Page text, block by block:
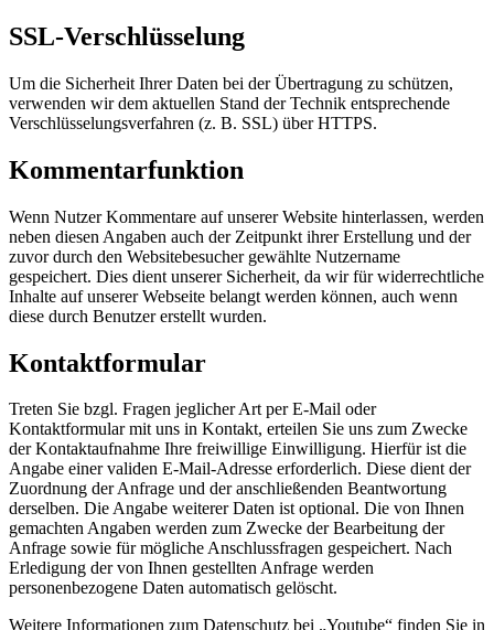
SSL-Verschlüsselung
Um die Sicherheit Ihrer Daten bei der Übertragung zu schützen,
verwenden wir dem aktuellen Stand der Technik entsprechende
Verschlüsselungsverfahren (z. B. SSL) über HTTPS.
Kommentarfunktion
Wenn Nutzer Kommentare auf unserer Website hinterlassen, werden
neben diesen Angaben auch der Zeitpunkt ihrer Erstellung und der
zuvor durch den Websitebesucher gewählte Nutzername
gespeichert. Dies dient unserer Sicherheit, da wir für widerrechtliche
Inhalte auf unserer Webseite belangt werden können, auch wenn
diese durch Benutzer erstellt wurden.
Kontaktformular
Treten Sie bzgl. Fragen jeglicher Art per E-Mail oder
Kontaktformular mit uns in Kontakt, erteilen Sie uns zum Zwecke
der Kontaktaufnahme Ihre freiwillige Einwilligung. Hierfür ist die
Angabe einer validen E-Mail-Adresse erforderlich. Diese dient der
Zuordnung der Anfrage und der anschließenden Beantwortung
derselben. Die Angabe weiterer Daten ist optional. Die von Ihnen
gemachten Angaben werden zum Zwecke der Bearbeitung der
Anfrage sowie für mögliche Anschlussfragen gespeichert. Nach
Erledigung der von Ihnen gestellten Anfrage werden
personenbezogene Daten automatisch gelöscht.
Weitere Informationen zum Datenschutz bei „Youtube“ finden Sie in